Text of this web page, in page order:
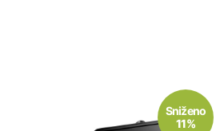
Sniženo
11%